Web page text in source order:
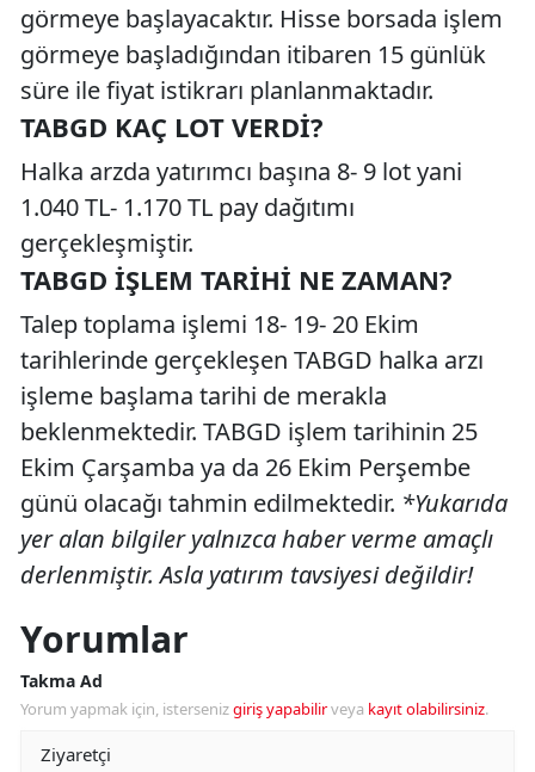
görmeye başlayacaktır. Hisse borsada işlem
görmeye başladığından itibaren 15 günlük
süre ile fiyat istikrarı planlanmaktadır.
TABGD KAÇ LOT VERDI?
Halka arzda yatırımcı başına 8- 9 lot yani
1.040 TL- 1.170 TL pay dağıtımı
gerçekleşmiştir.
TABGD İŞLEM TARIHI NE ZAMAN?
Talep toplama işlemi 18- 19- 20 Ekim
tarihlerinde gerçekleşen TABGD halka arzı
işleme başlama tarihi de merakla
beklenmektedir. TABGD işlem tarihinin 25
Ekim Çarşamba ya da 26 Ekim Perşembe
günü olacağı tahmin edilmektedir. *Yukarıda
yer alan bilgiler yalnızca haber verme amaçlı
derlenmiştir. Asla yatırım tavsiyesi değildir!
Yorumlar
Takma Ad
Yorum yapmak için, istersenizgiriş yapabilirveya kayıt olabilirsiniz.